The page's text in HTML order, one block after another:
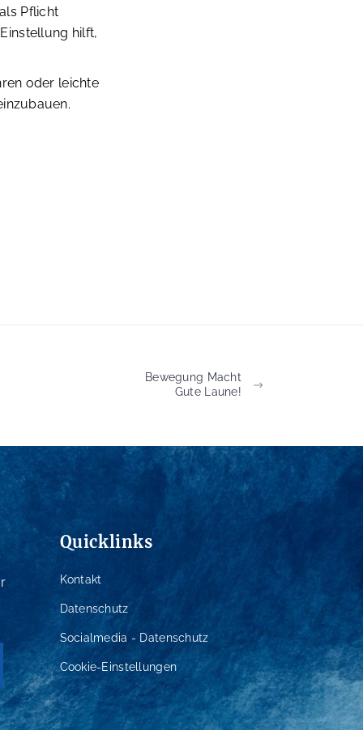
Pflicht
hilft,
oder leichte
Bewegung Macht
Gute Laune!
Quicklinks
Kontakt
Datenschutz
Socialmedia - Datenschutz
Cookie-Einstellungen